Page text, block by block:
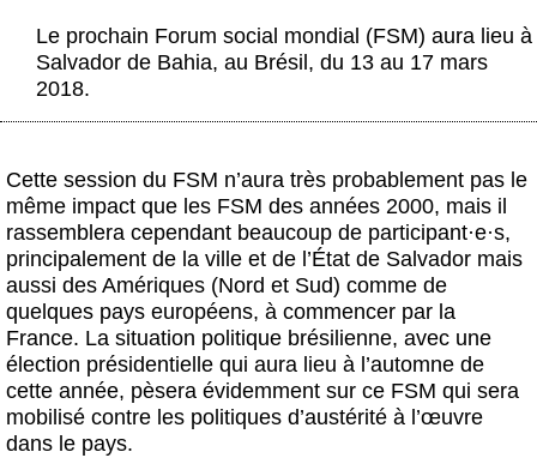
Boutique
Le prochain Forum social mondial (FSM) aura lieu à
Salvador de Bahia, au Brésil, du 13 au 17 mars
2018.
Cette session du FSM n’aura très probablement pas le
même impact que les FSM des années 2000, mais il
rassemblera cependant beaucoup de participant·e·s,
principalement de la ville et de l’État de Salvador mais
aussi des Amériques (Nord et Sud) comme de
quelques pays européens, à commencer par la
France. La situation politique brésilienne, avec une
élection présidentielle qui aura lieu à l’automne de
cette année, pèsera évidemment sur ce FSM qui sera
mobilisé contre les politiques d’austérité à l’œuvre
dans le pays.